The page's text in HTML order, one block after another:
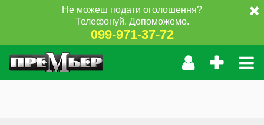
Не можеш подати оголошення?
Телефонуй. Допоможемо.
099-971-37-72